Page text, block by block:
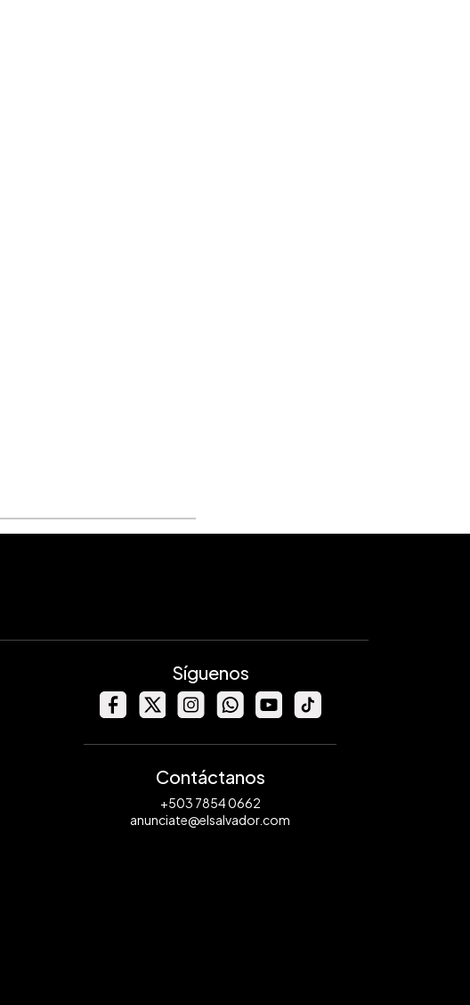
Síguenos
Contáctanos
+503 7854 0662
anunciate@elsalvador.com